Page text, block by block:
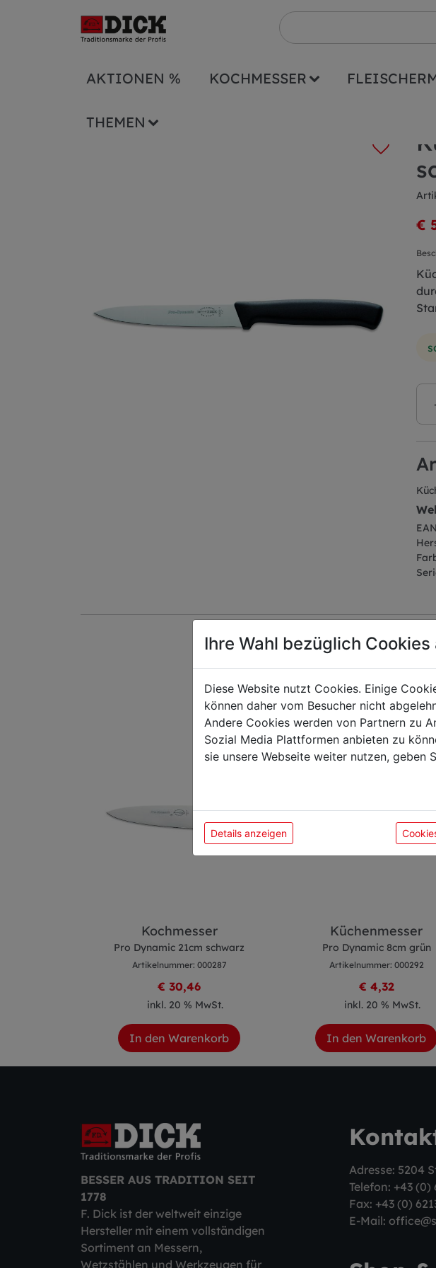
AKTIONEN % KOCHMESSER
THEMEN
€
Das könnte
Kochmesser
Pro Dynamic 21cm schwarz
Artikelnummer: 000287
€ 30,46
inkl. 20 % MwSt.
In den Warenkorb
Küchenmesser
Pro Dynamic 8cm grün
Artikelnummer: 000292
€ 4,32
inkl. 20 % MwSt.
In den Warenkorb
BESSER AUS TRADITION SEIT
1778
F. Dick ist der weltweit einzige
Hersteller mit einem vollständigen
Sortiment an Messern,
Wetzstählen und Werkzeugen für
Adresse: 5204
Telefon: +43 (0)
Fax: +43 (0)
E-Mail:
Ihre Wahl bezüglich
Diese Website nutzt Cookies. Einige
können daher vom Besucher nicht
Andere Cookies werden von Partnern zu
Sozial Media Plattformen anbieten zu
sie unsere Webseite weiter nutzen, geben
Details anzeigen